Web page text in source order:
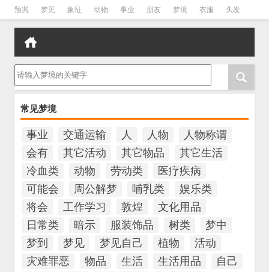
预兆 梦见 象征 动物 事业 朋友 梦境 衣服 头发
孕妇 孩子 吵架 房子
常见梦境
事业 交通运输 人 人物
人物称谓
会有
其它活动 其它物品
其它生活
冷血类
动物 劳动类
医疗疾病
可能会
周公解梦 哺乳类
娱乐类
将会
工作学习 敦煌
文化用品
日常类
暗示 服装饰品 树类
梦中
梦到
梦见 梦见自己 植物
活动
灾难罪恶
物品 生活 生活用品
自己